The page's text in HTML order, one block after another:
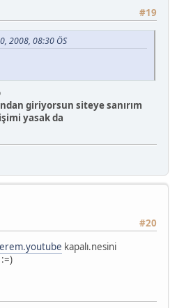
#19
2008, 08:30 ÖS
giriyorsun siteye sanırım
yasak da
#20
kapalı.nesini